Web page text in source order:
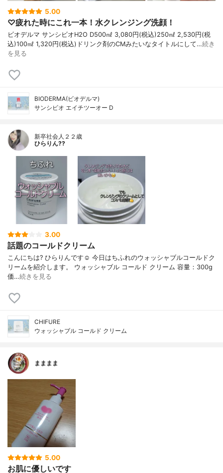
5.00
♡疲れた時にこれ一本！水クレンジング洗顔！
ビオデルマ サンシビオH2O D500㎖ 3,080円(税込)250㎖ 2,530円(税
込)100㎖ 1,320円(税込)ドリンク剤のCMみたいなタイトルにして…続き
を見る
BIODERMA(ビオデルマ)
サンシビオ エイチツーオー D
新卒社会人２２歳
ひらりん??
3.00
話題のコールドクリーム
こんにちは? ひらりんです☺️ 今日はちふれのウォッシャブルコールドク
リームを紹介します。 ウォッシャブル コールド クリーム 容量：300g
価…続きを見る
CHIFURE
ウォッシャブル コールド クリーム
まままま
5.00
お肌に優しいです